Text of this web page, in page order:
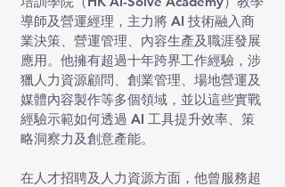
導師及營運經理，主力將 AI 技術融入商
業決策、營運管理、內容生產及職涯發展
應用。他擁有超過十年跨界工作經驗，涉
獵人力資源顧問、創業管理、場地營運及
媒體內容製作等多個領域，並以這些實戰
經驗示範如何透過 AI 工具提升效率、策
略洞察力及創意產能。
在人才招聘及人力資源方面，他曾服務超